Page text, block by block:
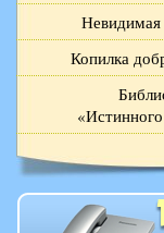
Невидимая
Копилка